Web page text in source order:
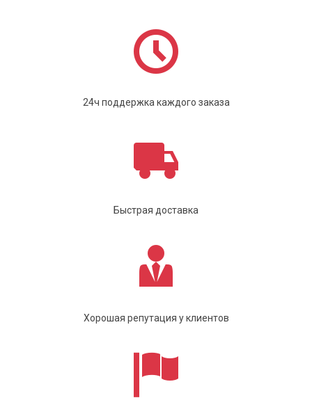
24ч поддержка каждого заказа
Быстрая доставка
Хорошая репутация у клиентов